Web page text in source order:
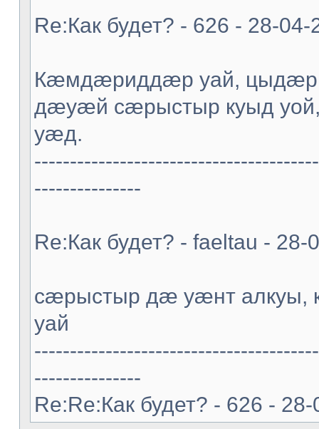
Re:Как будет? - 626 - 28-
Кæмдæриддæр уай,
дæуæй сæрыстыр куыд
уæд.
---------------
Re:Как будет? - faeltau - 28-
cæрыстыр дæ уæнт
уай
---------------
Re:Re:Как будет? - 626 -